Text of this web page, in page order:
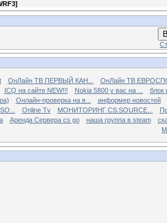
]
ОнЛайн ТВ ПЕРВЫЙ КАН...
ОнЛайн ТВ
ICQ на сайте NEW!!! Nokia 5800 у вас на ...
блок
Онлайн-проверка на в...
информер новостей
Online Tv МОНИТОРИНГ CS:SOURCE...
Аренда Сервера cs go наша группа в steam